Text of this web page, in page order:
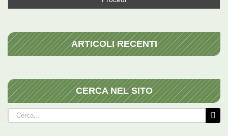
ARTICOLI RECENTI
CERCA NEL SITO
Cerca
per: